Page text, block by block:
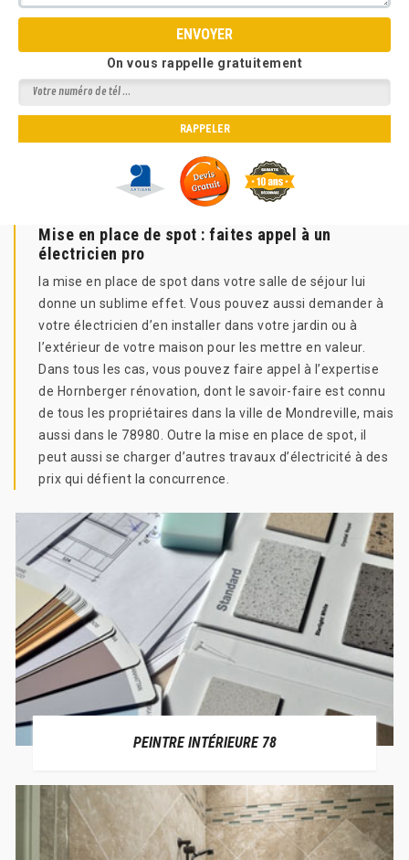
On vous rappelle gratuitement
Mise en place de spot : faites appel à un
électricien pro
la mise en place de spot dans votre salle de séjour lui
donne un sublime effet. Vous pouvez aussi demander à
votre électricien d’en installer dans votre jardin ou à
l’extérieur de votre maison pour les mettre en valeur.
Dans tous les cas, vous pouvez faire appel à l’expertise
de Hornberger rénovation, dont le savoir-faire est connu
de tous les propriétaires dans la ville de Mondreville, mais
aussi dans le 78980. Outre la mise en place de spot, il
peut aussi se charger d’autres travaux d’électricité à des
prix qui défient la concurrence.
PEINTRE INTÉRIEURE 78